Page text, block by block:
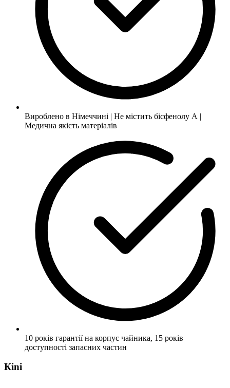
Вироблено в Німеччині | Не містить бісфенолу А |
Медична якість матеріалів
10 років гарантії на корпус чайника, 15 років
доступності запасних частин
Кini